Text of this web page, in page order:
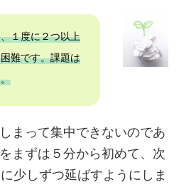
１度に２つ以上
難です。課題は
まって集中できないのであ
まずは５分から初めて、次
少しずつ延ばすようにしま